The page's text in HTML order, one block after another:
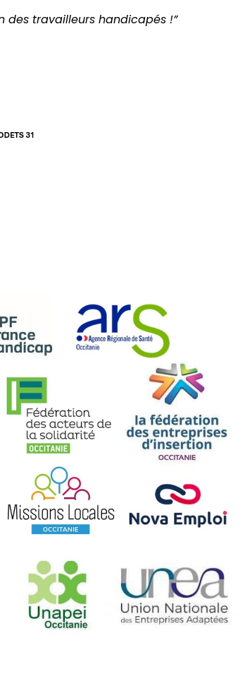
des travailleurs handicapés !”